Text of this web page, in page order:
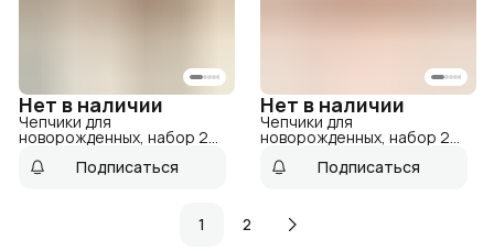
Нет в наличии
Чепчики для
новорожденных, набор 2
Подписаться
Нет в наличии
Чепчики для
новорожденных, набор 2
Подписаться
1 2